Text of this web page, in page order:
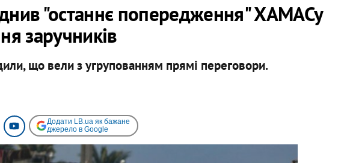
"останнє попередження" ХАМАСу
заручників
що вели з угрупованням прямі переговори.
Додати LB.ua як бажане
джерело в Google